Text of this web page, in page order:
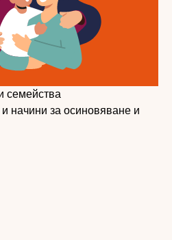
семейства
начини за осиновяване и